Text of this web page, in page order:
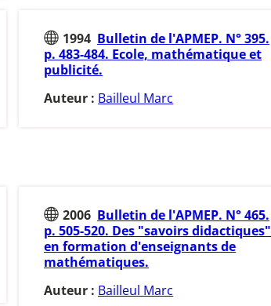
1994 Bulletin de l'APMEP. N° 395.
p. 483-484. Ecole, mathématique et
publicité.
Auteur : Bailleul Marc
2006 Bulletin de l'APMEP. N° 465.
p. 505-520. Des "savoirs didactiques"
en formation d'enseignants de
mathématiques.
Auteur : Bailleul Marc